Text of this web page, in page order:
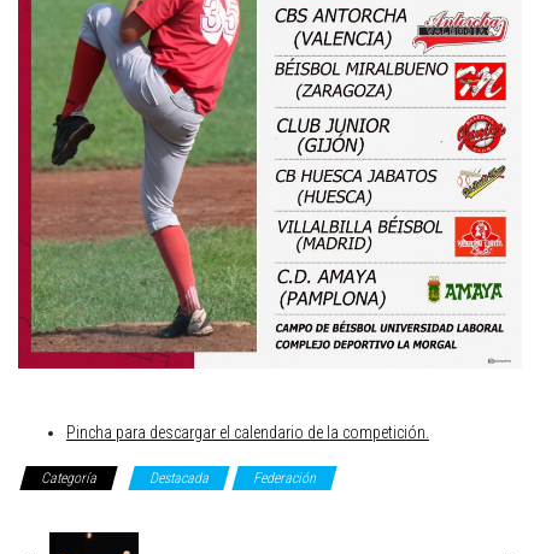
Pincha para descargar el calendario de la competición.
Categoría Destacada Federación